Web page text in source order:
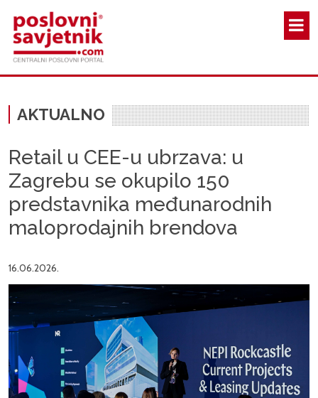
AKTUALNO
Retail u CEE-u ubrzava: u
Zagrebu se okupilo 150
predstavnika međunarodnih
maloprodajnih brendova
16.06.2026.